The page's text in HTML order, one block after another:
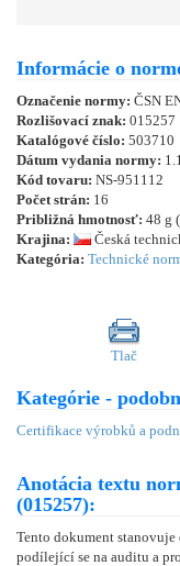
Informácie o
Označenie normy: ČSN
Rozlišovací znak: 015257
Katalógové číslo: 503710
Dátum vydania normy:
Kód tovaru: NS-951112
Počet strán: 16
Približná hmotnosť: 48 g
Krajina:
Česká
Kategória: Technické
Tlač
Kategórie -
Certifikace výrobků a
Anotácia textu
(015257):
Tento dokument
podílející se na auditu a